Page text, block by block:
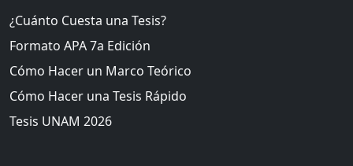
¿Cuánto Cuesta una Tesis?
Formato APA 7a Edición
Cómo Hacer un Marco Teórico
Cómo Hacer una Tesis Rápido
Tesis UNAM 2026